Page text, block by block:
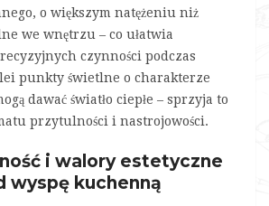
o większym natężeniu niż
we wnętrzu – co ułatwia
czynności podczas
punkty świetlne o charakterze
dawać światło ciepłe – sprzyja to
przytulności i nastrojowości.
i walory estetyczne
wyspę kuchenną